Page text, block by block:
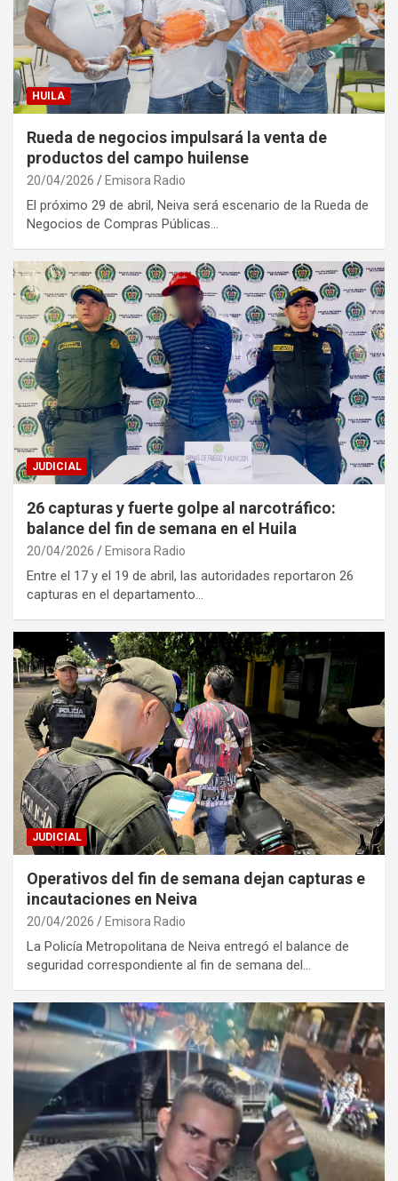
HUILA
Rueda de negocios impulsará la venta de
productos del campo huilense
20/04/2026 Emisora Radio
El próximo 29 de abril, Neiva será escenario de la Rueda de
Negocios de Compras Públicas…
JUDICIAL
26 capturas y fuerte golpe al narcotráfico:
balance del fin de semana en el Huila
20/04/2026 Emisora Radio
Entre el 17 y el 19 de abril, las autoridades reportaron 26
capturas en el departamento…
JUDICIAL
Operativos del fin de semana dejan capturas e
incautaciones en Neiva
20/04/2026 Emisora Radio
La Policía Metropolitana de Neiva entregó el balance de
seguridad correspondiente al fin de semana del…